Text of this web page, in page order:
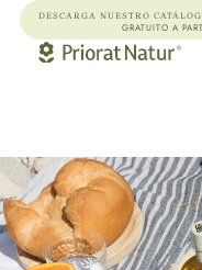
DESCARGA NUESTRO
GRATUITO A